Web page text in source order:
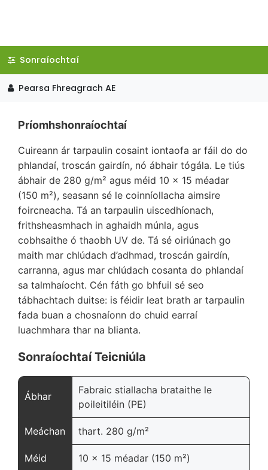
Sonraíochtaí
Pearsa Fhreagrach AE
Príomhshonraíochtaí
Cuireann ár tarpaulin cosaint iontaofa ar fáil do do
phlandaí, troscán gairdín, nó ábhair tógála. Le tiús
ábhair de 280 g/m² agus méid 10 x 15 méadar
(150 m²), seasann sé le coinníollacha aimsire
foircneacha. Tá an tarpaulin uiscedhíonach,
frithsheasmhach in aghaidh múnla, agus
cobhsaithe ó thaobh UV de. Tá sé oiriúnach go
maith mar chlúdach d’adhmad, troscán gairdín,
carranna, agus mar chlúdach cosanta do phlandaí
sa talmhaíocht. Cén fáth go bhfuil sé seo
tábhachtach duitse: is féidir leat brath ar tarpaulin
fada buan a chosnaíonn do chuid earraí
luachmhara thar na blianta.
Sonraíochtaí Teicniúla
Ábhar
Fabraic stiallacha brataithe le
poileitiléin (PE)
Meáchan thart. 280 g/m²
Méid 10 x 15 méadar (150 m²)